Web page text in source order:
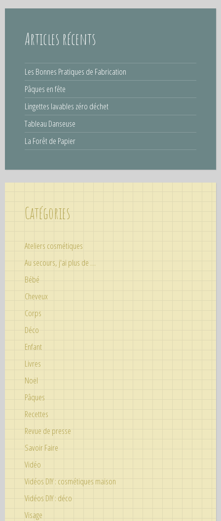
e
c
h
r
:
Articles récents
Les Bonnes Pratiques de Fabrication
Pâques en fête
Lingettes lavables zéro déchet
Tableau Danseuse
La Forêt de Papier
Catégories
Ateliers cosmétiques
Au secours, j'ai plus de …
Bébé
Cheveux
Corps
Déco
Enfant
Livres
Noël
Pâques
Recettes
Revue de presse
Savoir Faire
Vidéo
Vidéos DIY : cosmétiques maison
Vidéos DIY : déco
Visage